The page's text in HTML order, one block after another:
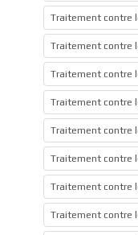
Traitement contre
Traitement contre
Traitement contre
Traitement contre
Traitement contre
Traitement contre
Traitement contre
Traitement contre